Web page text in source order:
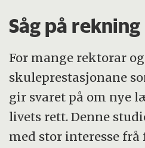
Såg på rekning
For mange rektorar
skuleprestasjonane
gir svaret på om nye
livets rett. Denne
med stor interesse frå